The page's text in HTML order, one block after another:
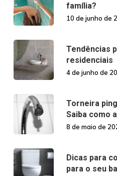
família?
10 de junho de
Tendências
residenciais
4 de junho de
Torneira
Saiba como
8 de maio de
Dicas para
para o seu